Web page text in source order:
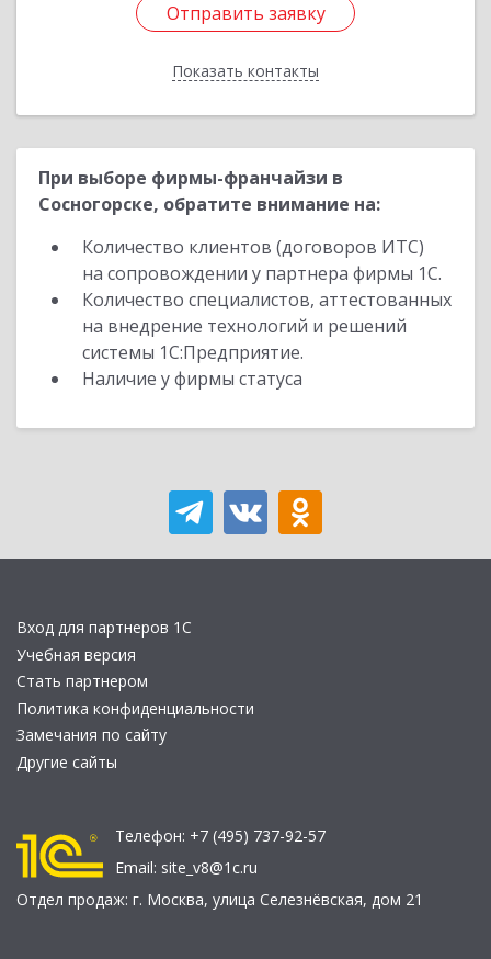
Отправить заявку
Показать контакты
Отправить заявку
Назад
При выборе фирмы-франчайзи в
Сосногорске, обратите внимание на:
Количество клиентов (договоров ИТС)
на сопровождении у партнера фирмы 1С.
Количество специалистов, аттестованных
на внедрение технологий и решений
системы 1С:Предприятие.
Наличие у фирмы статуса
Вход для партнеров 1С
Учебная версия
Стать партнером
Политика конфиденциальности
Замечания по сайту
Другие сайты
Телефон: +7 (495) 737-92-57
Email: site_v8@1c.ru
Отдел продаж: г. Москва, улица Селезнёвская, дом 21